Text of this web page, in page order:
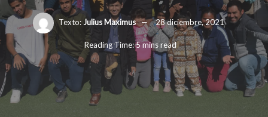
Texto: Julius Maximus 28 diciembre, 2021
Reading Time: 5 mins read